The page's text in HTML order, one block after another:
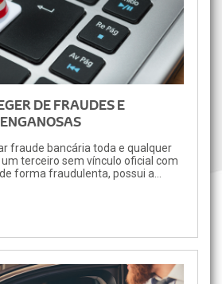
DE FRAUDES E
fraude bancária toda e qualquer
terceiro sem vínculo oficial com
forma fraudulenta, possui a
ilícitas. Esse tipo de prática é
estelionato e o principal objetivo
obter dados bancários ou
vítima.